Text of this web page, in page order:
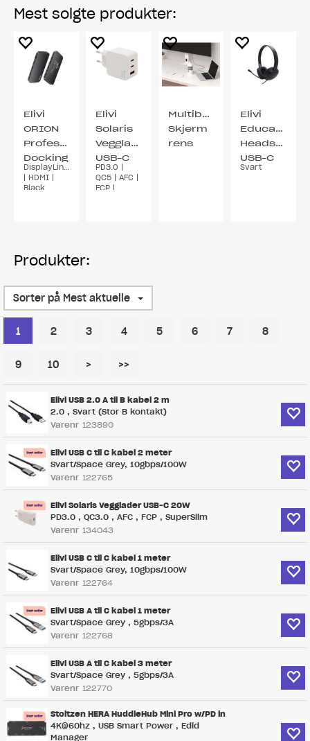
Mest solgte produkter:
Elivi
ORION
Professional
Docking
2x HDMI
DisplayLink®
| HDMI |
Black
Elivi
Solaris
Vegglader
USB-C
+USB A
65W
PD3.0 |
QC5 | AFC |
FCP |
Multibrackets
Skjerm
rens
Elivi
Education
Headset
USB-C
Svart
Produkter:
Sorter på Mest aktuelle
1 2 3 4 5 6 7 8
9 10 > >>
Elivi USB 2.0 A til B kabel 2 m
2.0 , Svart (Stor B kontakt)
Varenr 123890
Elivi USB C til C kabel 2 meter
Svart/Space Grey, 10gbps/100W
Varenr 122765
Elivi Solaris Vegglader USB-C 20W
PD3.0 , QC3.0 , AFC , FCP , SuperSlim
Varenr 134043
Elivi USB C til C kabel 1 meter
Svart/Space Grey, 10gbps/100W
Varenr 122764
Elivi USB A til C kabel 1 meter
Svart/Space Grey , 5gbps/3A
Varenr 122768
Elivi USB A til C kabel 3 meter
Svart/Space Grey , 5gbps/3A
Varenr 122770
Stoltzen HERA HuddleHub Mini Pro w/PD in
4K@60hz , USB Smart Power , Edid
Manager